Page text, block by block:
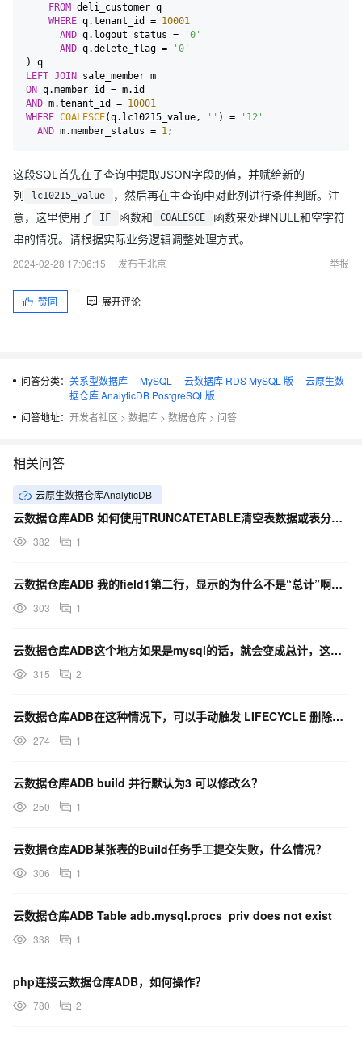
FROM deli_customer q
WHERE q.tenant_id = 10001
AND q.logout_status =
'0'
AND q.delete_flag =
'0'
LEFT JOIN
ON q.member_id =
AND m.tenant_id = 10001
WHERE COALESCE(q.lc10215_value, '' ) =
'12'
AND m.member_status = 1
这段SQL首先在子查询中提取JSON字段的值，并赋给新的
列
lc10215_value
，然后再在主查询中对此列进行条件判断。注
意，这里使用了
IF 函数和 COALESCE
函数来处理NULL和空字符
串的情况。请根据实际业务逻辑调整处理方式。
2024-02-28 17:06:15
发布于北京 举报
赞同 展开评论
问答分类： 关系型数据库 MySQL 云数据库 RDS MySQL 版
云原生数
据仓库 AnalyticDB PostgreSQL版
问答地址： 开发者社区 > 数据库 > 数据仓库 > 问答
相关问答
云原生数据仓库AnalyticDB
云数据仓库ADB 如何使用TRUNCATETABLE清空表数据或表分区数据-语法
382 1
云数据仓库ADB 我的field1第二行，显示的为什么不是“总计”啊，我用mysql是显示“总计”？
303 1
云数据仓库ADB这个地方如果是mysql的话，就会变成总计，这有什么办法处理吗？
315 2
云数据仓库ADB在这种情况下，可以手动触发 LIFECYCLE 删除分区不？
274 1
云数据仓库ADB build 并行默认为3 可以修改么？
250 1
云数据仓库ADB某张表的Build任务手工提交失败，什么情况？
306 1
云数据仓库ADB Table adb.mysql.procs_priv does not exist
338 1
php连接云数据仓库ADB，如何操作？
780 2